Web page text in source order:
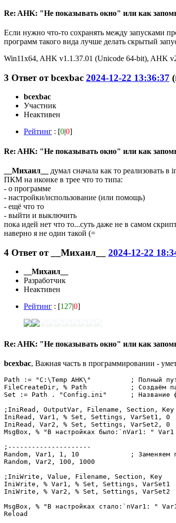
Re: AHK: "Не показывать окно" или как
Если нужно что-то сохранять между запусками
программ такого вида лучше делать скрытый
Win11x64, AHK v1.1.37.01 (Unicode 64-bit), AHK
3 Ответ отbcexbac 2024-12-22 13:36:37
bcexbac
Участник
Неактивен
Рейтинг : [0|0]
Re: AHK: "Не показывать окно" или как
__Михаил__
думал сначала как то реализовать
ПКМ на иконке в трее что то типа:
- о программе
- настройки/использование (или помощь)
- ещё что то
- выйти и выключить
пока идей нет что то...суть даже не в самом
наверно я не один такой (=
4 Ответ от __Михаил__ 2024-12-22
__Михаил__
Разработчик
Неактивен
Рейтинг : [127|0]
Re: AHK: "Не показывать окно" или как
bcexbac, Важная часть в программировании -
Path := "C:\Temp AHK\"		; Полный путь к папке.
FileCreateDir, % Path		; Создаём папку, если её нет.
Set := Path . "Config.ini"	; Название файла конфигурации.
;IniRead, OutputVar, Filename, Section,
IniRead, Var1, % Set, Settings, VarSet1, 0
IniRead, Var2, % Set, Settings, VarSet2, 0
MsgBox, % "В настройках было:`nVar1: "
;---------------------
Random, Var1, 1, 10		; Заменяем переменные в скрипте.
Random, Var2, 100, 1000
;IniWrite, Value, Filename, Section, Key
IniWrite, % Var1, % Set, Settings, VarSet1	; Сохраняем новые данные.
IniWrite, % Var2, % Set, Settings, VarSet2
MsgBox, % "В настройках стало:`nVar1: "
Reload